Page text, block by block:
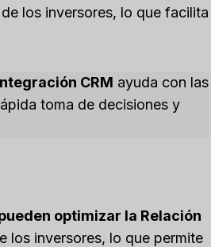
los inversores, lo que facilita
CRM ayuda con las
toma de decisiones y
optimizar la Relación
los inversores, lo que permite